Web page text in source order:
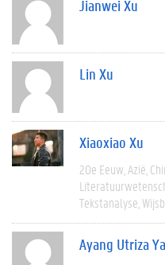
Jianwei Xu
Lin Xu
Xiaoxiao Xu
20e Eeuw Azië
Tekstanalyse
Ayang Utriza